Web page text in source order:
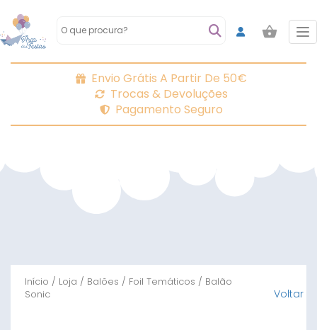
Envio Grátis A Partir De 50€
Trocas & Devoluções
Pagamento Seguro
Início / Loja / Balões / Foil Temáticos / Balão
Sonic
Voltar